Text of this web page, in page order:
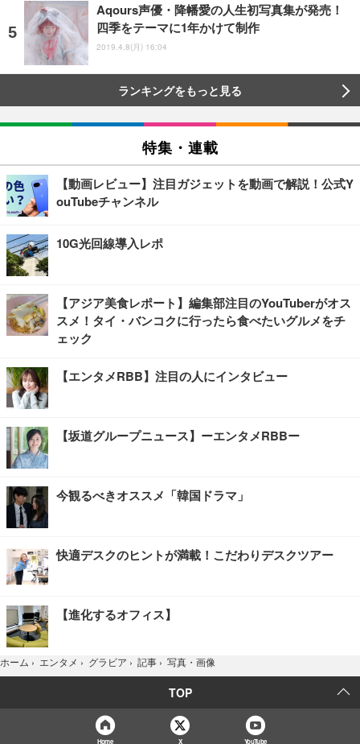
Aqours声優・降幡愛の人生初写真集が発売！
四季をテーマに1年かけて制作
2019.4.8(月) 16:04
ランキングをもっと見る
特集・連載
【動画レビュー】注目ガジェットを動画で解説！公式Y
ouTubeチャンネル
10G光回線導入レポ
【アジア美食レポート】編集部注目のYouTuberがオス
スメ！タイ・バンコクに行ったら食べたいグルメをチ
ェック
【エンタメRBB】注目の人にインタビュー
【坂道グループニュース】ーエンタメRBBー
今観るべきオススメ「韓国ドラマ」
快適デスクのヒントが満載！こだわりデスクツアー
【進化するオフィス】
ホーム › エンタメ › グラビア › 記事 › 写真・画像
TOP
Home X YouTube